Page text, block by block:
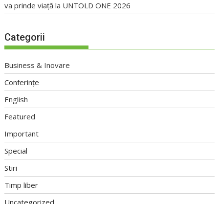
va prinde viață la UNTOLD ONE 2026
Categorii
Business & Inovare
Conferințe
English
Featured
Important
Special
Stiri
Timp liber
Uncategorized